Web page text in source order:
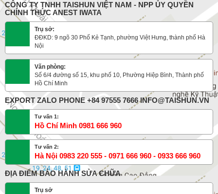
CÔNG TY TNHH TAISHUN VIỆT NAM - NPP ỦY QUYỀN
CHÍNH THỨC ANEST IWATA
Trụ sở:
ĐĐKD: 9 ngõ 30 Phố Kẻ Tạnh, phường Việt Hưng, thành phố Hà
Nội
Văn phòng:
Số 6/4 đường số 15, khu phố 10, Phường Hiệp Bình, Thành phố
Hồ Chí Minh
EXPORT ZALO PHONE +84 97555 7666 INFO@TAISHUN.VN
Tư vấn 1:
Hồ Chí Minh 0981 666 960
Tư vấn 2:
Hà Nội 0983 220 555 - 0971 666 960 - 0933 666 960
ĐỊA ĐIỂM BẢO HÀNH SỬA CHỮA
Trụ sở